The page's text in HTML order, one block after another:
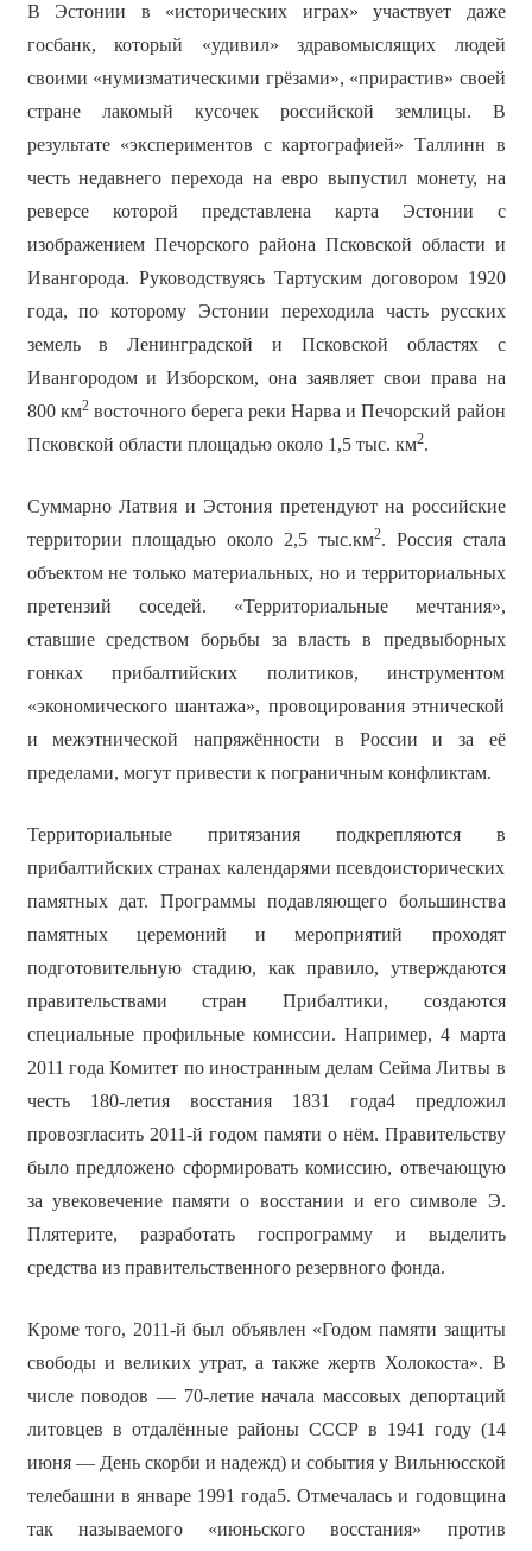
В Эстонии в «исторических играх» участвует даже
госбанк, который «удивил» здравомыслящих людей
своими «нумизматическими грёзами», «прирастив» своей
стране лакомый кусочек российской землицы. В
результате «экспериментов с картографией» Таллинн в
честь недавнего перехода на евро выпустил монету, на
реверсе которой представлена карта Эстонии с
изображением Печорского района Псковской области и
Ивангорода. Руководствуясь Тартуским договором 1920
года, по которому Эстонии переходила часть русских
земель в Ленинградской и Псковской областях с
Ивангородом и Изборском, она заявляет свои права на
800 км2восточного берега реки Нарва и Печорский район
Псковской области площадью около 1,5 тыс. км2.
Суммарно Латвия и Эстония претендуют на российские
территории площадью около 2,5 тыс.км2. Россия стала
объектом не только материальных, но и территориальных
претензий соседей. «Территориальные мечтания»,
ставшие средством борьбы за власть в предвыборных
гонках прибалтийских политиков, инструментом
«экономического шантажа», провоцирования этнической
и межэтнической напряжённости в России и за её
пределами, могут привести к пограничным конфликтам.
Территориальные притязания подкрепляются в
прибалтийских странах календарями псевдоисторических
памятных дат. Программы подавляющего большинства
памятных церемоний и мероприятий проходят
подготовительную стадию, как правило, утверждаются
правительствами стран Прибалтики, создаются
специальные профильные комиссии. Например, 4 марта
2011 года Комитет по иностранным делам Сейма Литвы в
честь 180-летия восстания 1831 года4 предложил
провозгласить 2011-й годом памяти о нём. Правительству
было предложено сформировать комиссию, отвечающую
за увековечение памяти о восстании и его символе Э.
Плятерите, разработать госпрограмму и выделить
средства из правительственного резервного фонда.
Кроме того, 2011-й был объявлен «Годом памяти защиты
свободы и великих утрат, а также жертв Холокоста». В
числе поводов — 70-летие начала массовых депортаций
литовцев в отдалённые районы СССР в 1941 году (14
июня — День скорби и надежд) и события у Вильнюсской
телебашни в январе 1991 года5. Отмечалась и годовщина
так называемого «июньского восстания» против